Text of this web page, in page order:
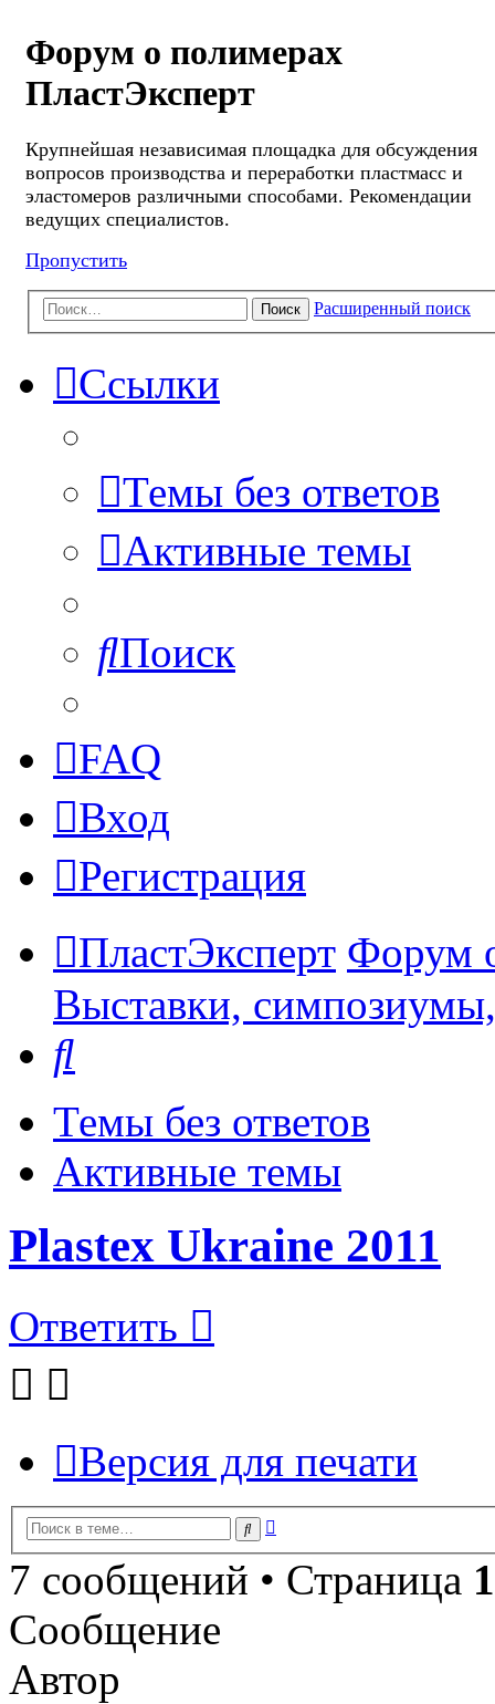
Форум о полимерах
ПластЭксперт
Крупнейшая независимая площадка для обсуждения
вопросов производства и переработки пластмасс и
эластомеров различными способами. Рекомендации
ведущих специалистов.
Пропустить
Поиск Расширенный поиск
Ссылки
Темы без ответов
Активные темы
Поиск
FAQ
Вход
Регистрация
ПластЭксперт Форум
Выставки,
Темы без ответов
Активные темы
Plastex Ukraine 2011
Ответить
Версия для печати
Поиск
7 сообщений • Страница 1
Сообщение
Автор